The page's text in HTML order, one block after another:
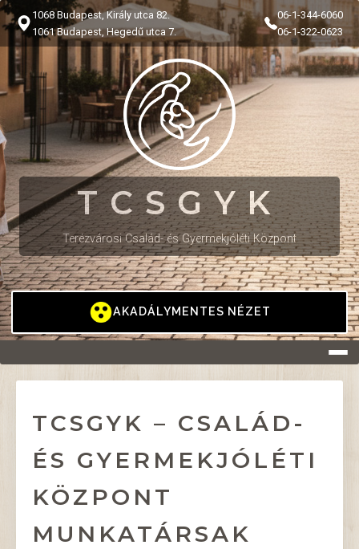
1068 Budapest, Király utca 82.
1061 Budapest, Hegedű utca 7.
06-1-344-6060
06-1-322-0623
TCSGYK
Terézvárosi Család- és Gyermekjóléti Központ
AKADÁLYMENTES NÉZET
TCSGYK – CSALÁD-
ÉS GYERMEKJÓLÉTI
KÖZPONT
MUNKATÁRSAK